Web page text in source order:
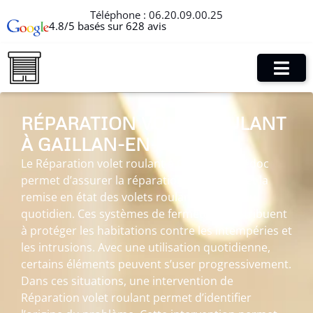
Téléphone : 06.20.09.00.25
4.8/5 basés sur 628 avis
RÉPARATION VOLET ROULANT
À GAILLAN-EN-MÉDOC
Le Réparation volet roulant à Gaillan-en-Médoc
permet d’assurer la réparation, l’entretien et la
remise en état des volets roulants utilisés au
quotidien. Ces systèmes de fermeture contribuent
à protéger les habitations contre les intempéries et
les intrusions. Avec une utilisation quotidienne,
certains éléments peuvent s’user progressivement.
Dans ces situations, une intervention de
Réparation volet roulant permet d’identifier